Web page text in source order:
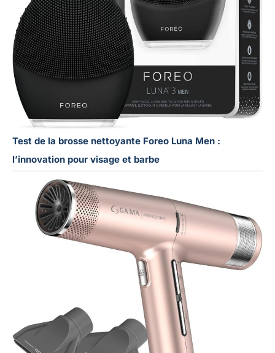
Test de la brosse nettoyante Foreo Luna Men :
l’innovation pour visage et barbe